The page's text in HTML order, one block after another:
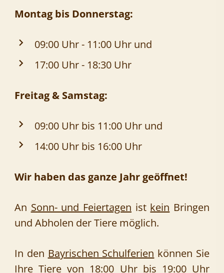
Montag bis Donnerstag:
09:00 Uhr - 11:00 Uhr und
17:00 Uhr - 18:30 Uhr
Freitag & Samstag:
09:00 Uhr bis 11:00 Uhr und
14:00 Uhr bis 16:00 Uhr
Wir haben das ganze Jahr geöffnet!
An Sonn- und Feiertagen ist kein Bringen
und Abholen der Tiere möglich.
In den Bayrischen Schulferien können Sie
Ihre Tiere von 18:00 Uhr bis 19:00 Uhr